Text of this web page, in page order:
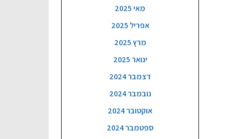
מאי 2025
אפריל 2025
מרץ 2025
ינואר 2025
דצמבר 2024
נובמבר 2024
אוקטובר 2024
ספטמבר 2024